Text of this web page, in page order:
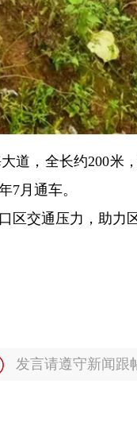
道，全长约200米
7月通车。
区交通压力，助力
发言请遵守新闻跟